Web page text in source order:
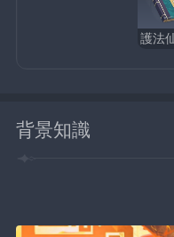
背景知識